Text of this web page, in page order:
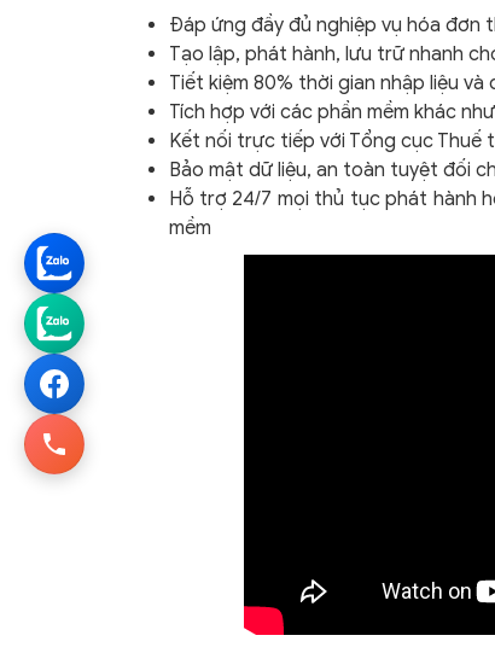
Đáp ứng đầy đủ nghiệp vụ hóa đơn
Tạo lập, phát hành, lưu trữ nhanh
Tiết kiệm 80% thời gian nhập liệu
Tích hợp với các phần mềm khác
Kết nối trực tiếp với Tổng cục Thuế
Bảo mật dữ liệu, an toàn tuyệt đối
Hỗ trợ 24/7 mọi thủ tục phát hành
mềm